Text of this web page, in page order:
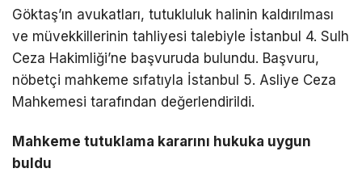
Göktaş’ın avukatları, tutukluluk halinin kaldırılması
ve müvekkillerinin tahliyesi talebiyle İstanbul 4. Sulh
Ceza Hakimliği’ne başvuruda bulundu. Başvuru,
nöbetçi mahkeme sıfatıyla İstanbul 5. Asliye Ceza
Mahkemesi tarafından değerlendirildi.
Mahkeme tutuklama kararını hukuka uygun
buldu